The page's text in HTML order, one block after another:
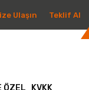
Ulaşın Teklif Al
ÖZEL KVKK